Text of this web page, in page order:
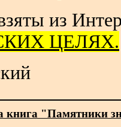
из
ЦЕЛЯХ.
книга "Памятники